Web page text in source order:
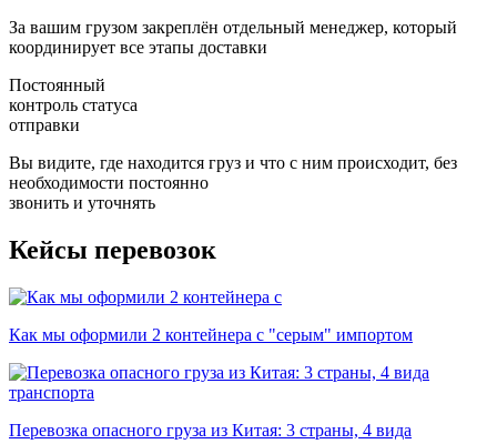
За вашим грузом закреплён отдельный менеджер, который
координирует все этапы доставки
Постоянный
контроль статуса
отправки
Вы видите, где находится груз и что с ним происходит, без
необходимости постоянно
звонить и уточнять
Кейсы перевозок
Как мы оформили 2 контейнера с "серым" импортом
Перевозка опасного груза из Китая: 3 страны, 4 вида